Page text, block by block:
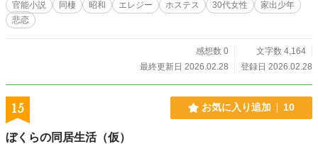
官能小説 同棲 昭和 エレジー ホステス 30代女性
家出少年
悲恋
感想数 0
文字数 4,164
最終更新日 2026.02.28
登録日 2026.02.28
15 お気に入り追加 10
ぼくらの同居生活（仮）